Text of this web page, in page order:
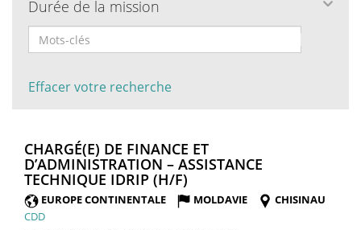
Durée de la mission
Effacer votre recherche
CHARGÉ(E) DE FINANCE ET
D’ADMINISTRATION – ASSISTANCE
TECHNIQUE IDRIP (H/F)
FENÊTRE)
EUROPE CONTINENTALE MOLDAVIE
CHISINAU
CDD